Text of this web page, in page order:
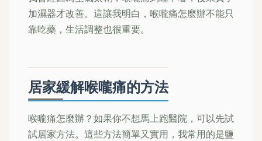
加濕器才改善。這讓我明白，喉嚨痛怎麼辦不能只
靠吃藥，生活調整也很重要。
居家緩解喉嚨痛的方法
喉嚨痛怎麼辦？如果你不想馬上跑醫院，可以先試
試居家方法。這些方法簡單又實用，我常用的是鹽